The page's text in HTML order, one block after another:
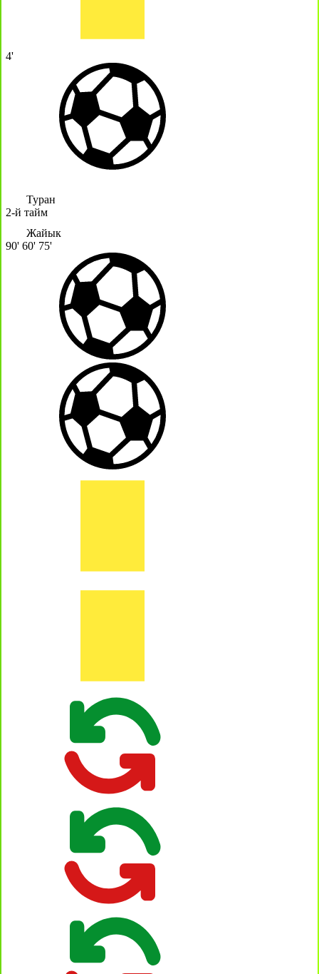
4'
Туран
2-й тайм
Жайык
90' 60' 75'